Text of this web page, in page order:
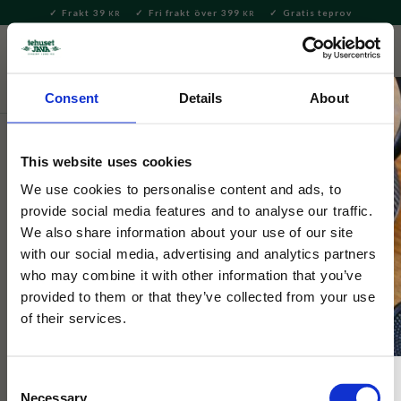
Consent Details About
This website uses cookies
We use cookies to personalise content and ads, to
provide social media features and to analyse our traffic.
We also share information about your use of our site
with our social media, advertising and analytics partners
who may combine it with other information that you’ve
provided to them or that they’ve collected from your use
of their services.
Necessary
Meny
Frakt 39 KR Fri frakt över 399 KR Gratis teprov
Servering & Dukning
Rice
Handmålad Mugg Love 420ml
Ljuvlig handmålad mugg i keramik från danska Rice.
25%